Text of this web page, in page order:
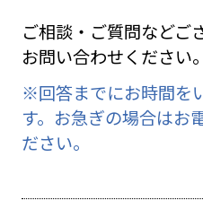
ご相談・ご質問などご
お問い合わせください。
※回答までにお時間を
す。お急ぎの場合はお
ださい。